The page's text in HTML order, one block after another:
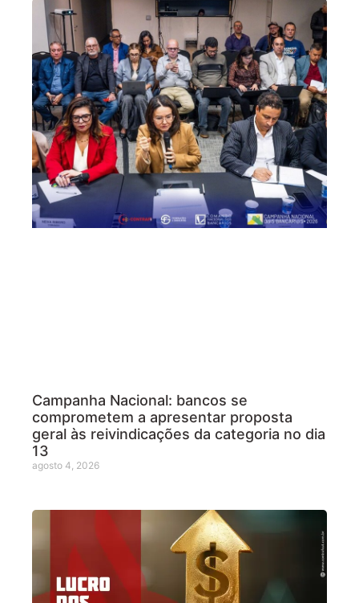
Campanha Nacional: bancos se
comprometem a apresentar proposta
geral às reivindicações da categoria no dia
13
agosto 4, 2026